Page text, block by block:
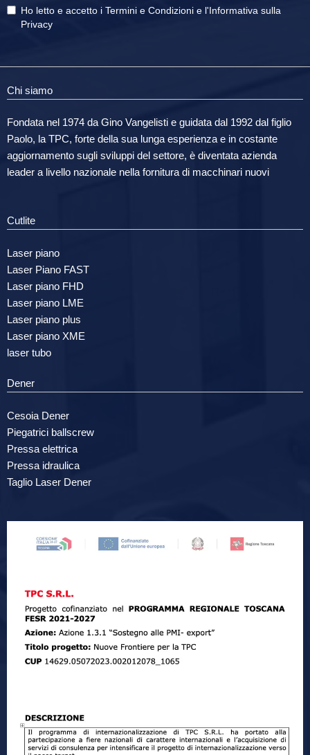
Ho letto e accetto i Termini e Condizioni e l'Informativa sulla
Privacy
Chi siamo
Fondata nel 1974 da Gino Vangelisti e guidata dal 1992 dal figlio
Paolo, la TPC, forte della sua lunga esperienza e in costante
aggiornamento sugli sviluppi del settore, è diventata azienda
leader a livello nazionale nella fornitura di macchinari nuovi
Cutlite
Laser piano
Laser Piano FAST
Laser piano FHD
Laser piano LME
Laser piano plus
Laser piano XME
laser tubo
Dener
Cesoia Dener
Piegatrici ballscrew
Pressa elettrica
Pressa idraulica
Taglio Laser Dener